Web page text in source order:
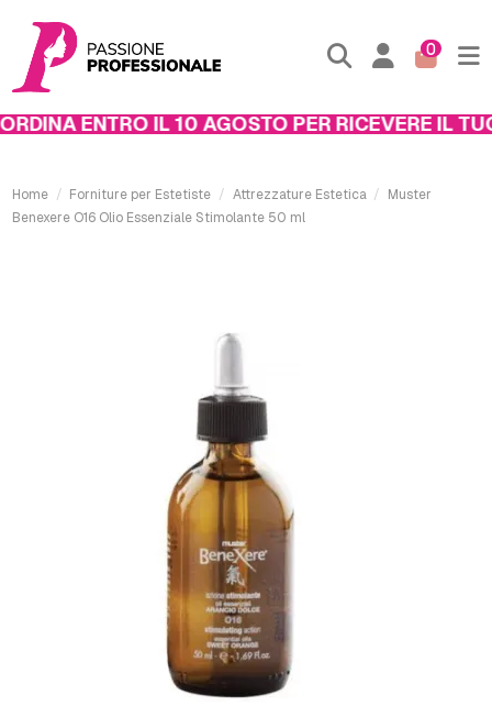
0
ENTRO IL 10 AGOSTO PER RICEVERE IL
Home Forniture per Estetiste Attrezzature Estetica
Muster
Benexere O16 Olio Essenziale Stimolante 50 ml